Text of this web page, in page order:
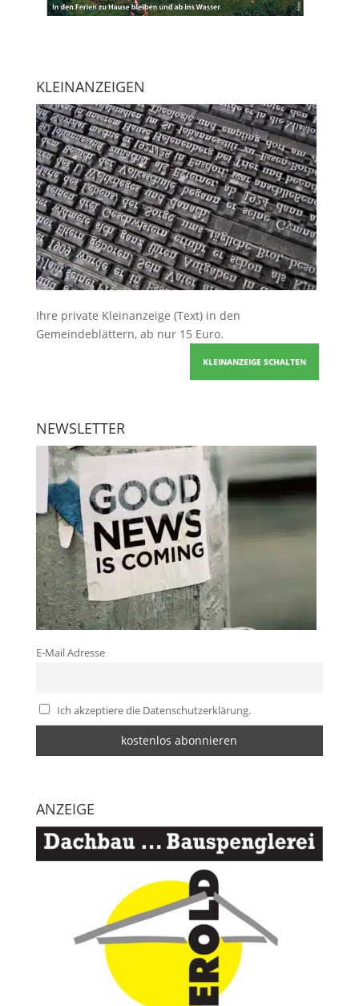
KLEINANZEIGEN
Ihre private Kleinanzeige (Text) in den
Gemeindeblättern, ab nur 15 Euro.
KLEINANZEIGE SCHALTEN
NEWSLETTER
E-Mail Adresse
Ich akzeptiere die Datenschutzerklärung.
ANZEIGE